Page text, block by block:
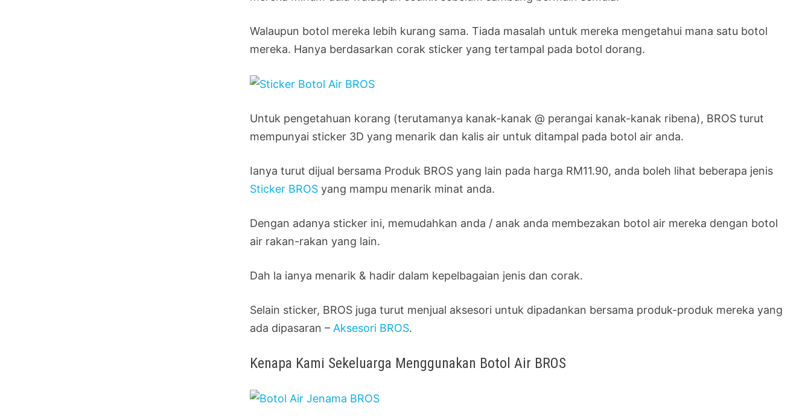
Walaupun botol mereka lebih kurang sama. Tiada masalah untuk mereka mengetahui mana satu botol
mereka. Hanya berdasarkan corak sticker yang tertampal pada botol dorang.
Untuk pengetahuan korang (terutamanya kanak-kanak @ perangai kanak-kanak ribena), BROS turut
mempunyai sticker 3D yang menarik dan kalis air untuk ditampal pada botol air anda.
Ianya turut dijual bersama Produk BROS yang lain pada harga RM11.90, anda boleh lihat beberapa jenis
Sticker BROS yang mampu menarik minat anda.
Dengan adanya sticker ini, memudahkan anda / anak anda membezakan botol air mereka dengan botol
air rakan-rakan yang lain.
Dah la ianya menarik & hadir dalam kepelbagaian jenis dan corak.
Selain sticker, BROS juga turut menjual aksesori untuk dipadankan bersama produk-produk mereka yang
ada dipasaran –Aksesori BROS.
Kenapa Kami Sekeluarga Menggunakan Botol Air BROS